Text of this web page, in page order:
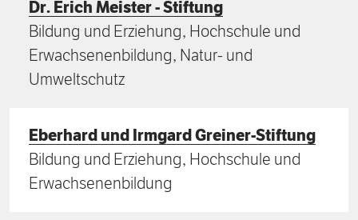
Dr. Erich Meister - Stiftung
Bildung und Erziehung, Hochschule und
Erwachsenenbildung, Natur- und
Umweltschutz
Eberhard und Irmgard Greiner-Stiftung
Bildung und Erziehung, Hochschule und
Erwachsenenbildung